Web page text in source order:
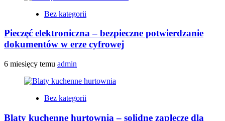
Bez kategorii
Pieczęć elektroniczna – bezpieczne potwierdzanie
dokumentów w erze cyfrowej
6 miesięcy temu admin
Bez kategorii
Blaty kuchenne hurtownia – solidne zaplecze dla